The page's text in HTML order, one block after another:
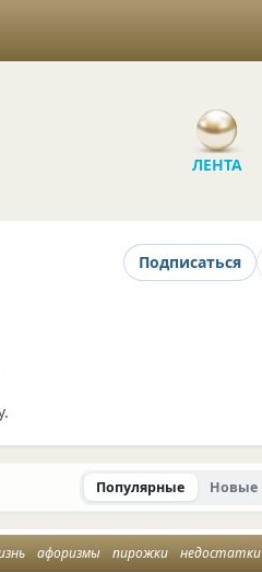
ЛЕНТА
Подписаться
Популярные Новые
афоризмы пирожки недостатки